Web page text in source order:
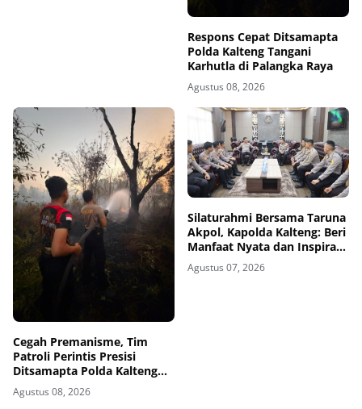
Respons Cepat Ditsamapta
Polda Kalteng Tangani
Karhutla di Palangka Raya
Agustus 08, 2026
Cegah Premanisme, Tim
Patroli Perintis Presisi
Ditsamapta Polda Kalteng
Intensifkan Patroli
Harkamtibmas
Agustus 08, 2026
Silaturahmi Bersama Taruna
Akpol, Kapolda Kalteng: Beri
Manfaat Nyata dan Inspiratif
Bagi Siswa di Sekolah Rakyat
Agustus 07, 2026